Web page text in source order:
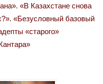
«В Казахстане снова
«Безусловный базовый
«старого»